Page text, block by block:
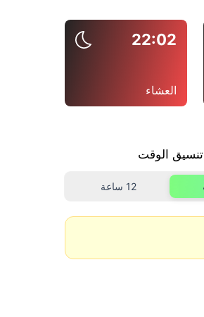
22:02
العشاء
تنسيق الوقت
12 ساعة